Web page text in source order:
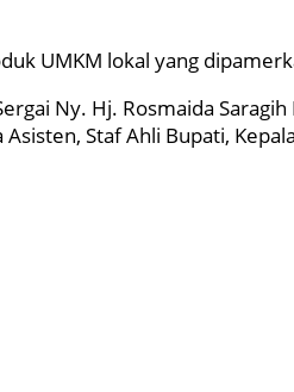
UMKM lokal yang
Ny. Hj. Rosmaida
Staf Ahli Bupati,